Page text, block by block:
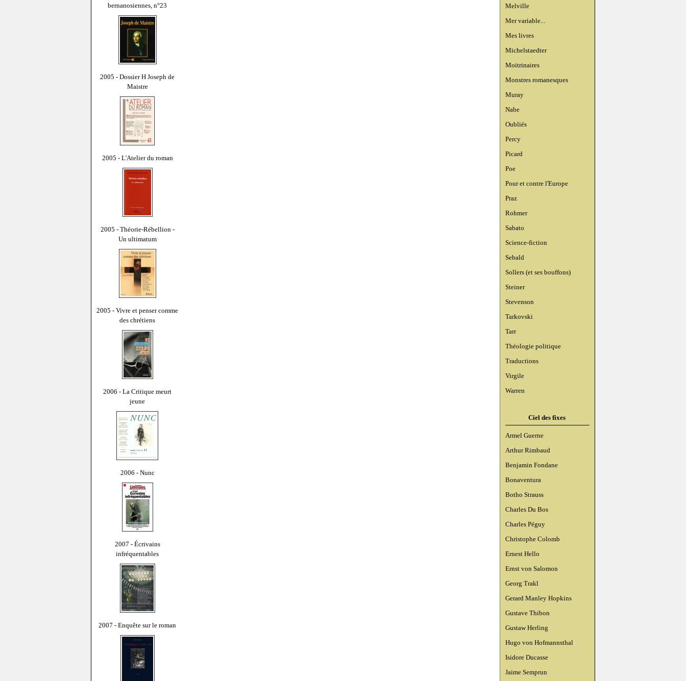
bernanosiennes, n°23
2005 - Dossier H Joseph de
Maistre
2005 - L'Atelier du roman
2005 - Théorie-Rébellion -
Un ultimatum
2005 - Vivre et penser comme
des chrétiens
2006 - La Critique meurt
jeune
2006 - Nunc
2007 - Écrivains
infréquentables
2007 - Enquête sur le roman
Melville
Mer variable...
Mes livres
Michelstaedter
Moitrinaires
Monstres romanesques
Muray
Nabe
Oubliés
Percy
Picard
Poe
Pour et contre l'Europe
Praz
Rohmer
Sabato
Science-fiction
Sebald
Sollers (et ses bouffons)
Steiner
Stevenson
Tarkovski
Tarr
Théologie politique
Traductions
Virgile
Warren
Ciel des fixes
Armel Guerne
Arthur Rimbaud
Benjamin Fondane
Bonaventura
Botho Strauss
Charles Du Bos
Charles Péguy
Christophe Colomb
Ernest Hello
Ernst von Salomon
Georg Trakl
Gerard Manley Hopkins
Gustave Thibon
Gustaw Herling
Hugo von Hofmannsthal
Isidore Ducasse
Jaime Semprun